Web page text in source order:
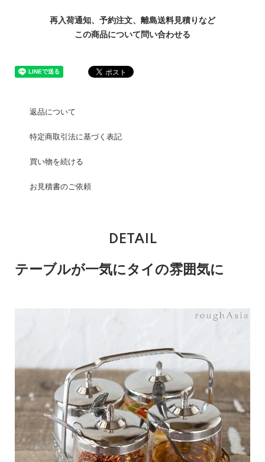
再入荷通知、予約注文、離島送料見積りなど
この商品について問い合わせる
返品について
特定商取引法に基づく表記
買い物を続ける
お見積書のご依頼
DETAIL
テーブルが一気にタイの雰囲気に